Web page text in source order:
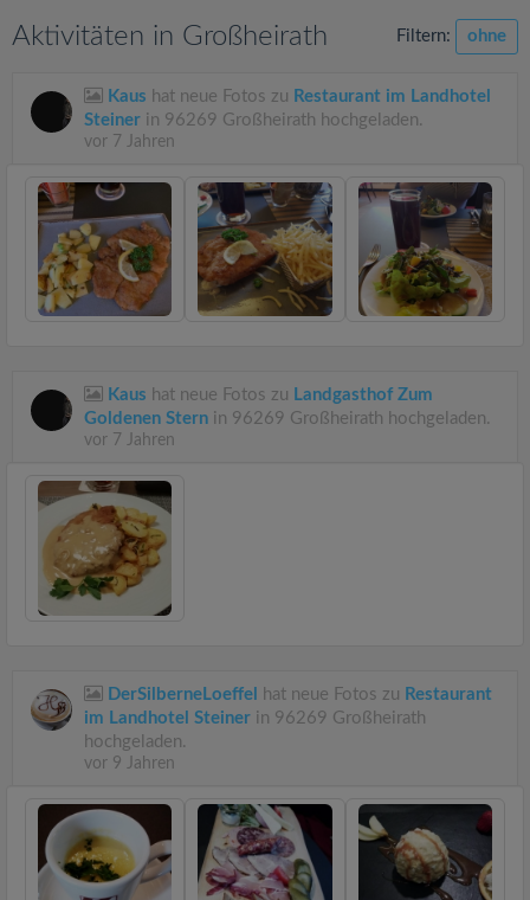
Aktivitäten in Großheirath Filtern: ohne
Kaus hat neue Fotos zu Restaurant im Landhotel
Steiner in 96269 Großheirath hochgeladen.
vor 7 Jahren
Kaus hat neue Fotos zu Landgasthof Zum
Goldenen Stern in 96269 Großheirath hochgeladen.
vor 7 Jahren
DerSilberneLoeffel hat neue Fotos zu Restaurant
im Landhotel Steiner in 96269 Großheirath
hochgeladen.
vor 9 Jahren